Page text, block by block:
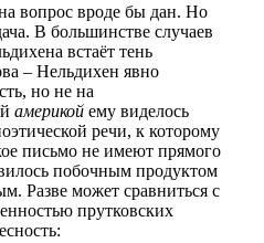
вопрос вроде бы дан. Но
В большинстве случаев
встаёт тень
– Нельдихен явно
но не на
америкой ему виделось
речи, к которому
письмо не имеют прямого
побочным продуктом
Разве может сравниться с
прутковских